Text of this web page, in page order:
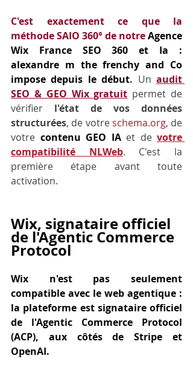
C'est exactement ce que la
méthode SAIO 360° de notre Agence
Wix France SEO 360 et Ia :
alexandre m the frenchy and Co
impose depuis le début. Un audit
SEO & GEO Wix gratuit permet de
vérifier l'état de vos données
structurées, de votre schema.org, de
votre contenu GEO IA et de votre
compatibilité NLWeb. C'est la
première étape avant toute
activation.
Wix, signataire officiel
de l'Agentic Commerce
Protocol
Wix n'est pas seulement
compatible avec le web agentique :
la plateforme est signataire officiel
de l'Agentic Commerce Protocol
(ACP), aux côtés de Stripe et
OpenAI.